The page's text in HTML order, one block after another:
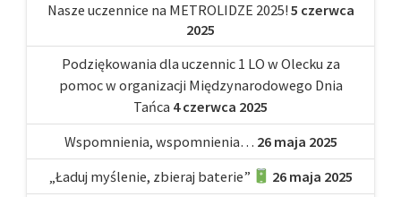
Nasze uczennice na METROLIDZE 2025! 5 czerwca
2025
Podziękowania dla uczennic 1 LO w Olecku za
pomoc w organizacji Międzynarodowego Dnia
Tańca 4 czerwca 2025
Wspomnienia, wspomnienia… 26 maja 2025
„Ładuj myślenie, zbieraj baterie”
26 maja 2025